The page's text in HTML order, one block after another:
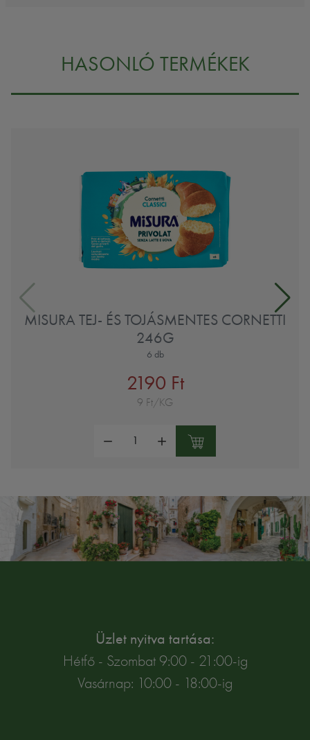
HASONLÓ TERMÉKEK
MISURA TEJ- ÉS TOJÁSMENTES CORNETTI
246G
6 db
2190 Ft
9 Ft/KG
Üzlet nyitva tartása:
Hétfő - Szombat 9:00 - 21:00-ig
Vasárnap: 10:00 - 18:00-ig